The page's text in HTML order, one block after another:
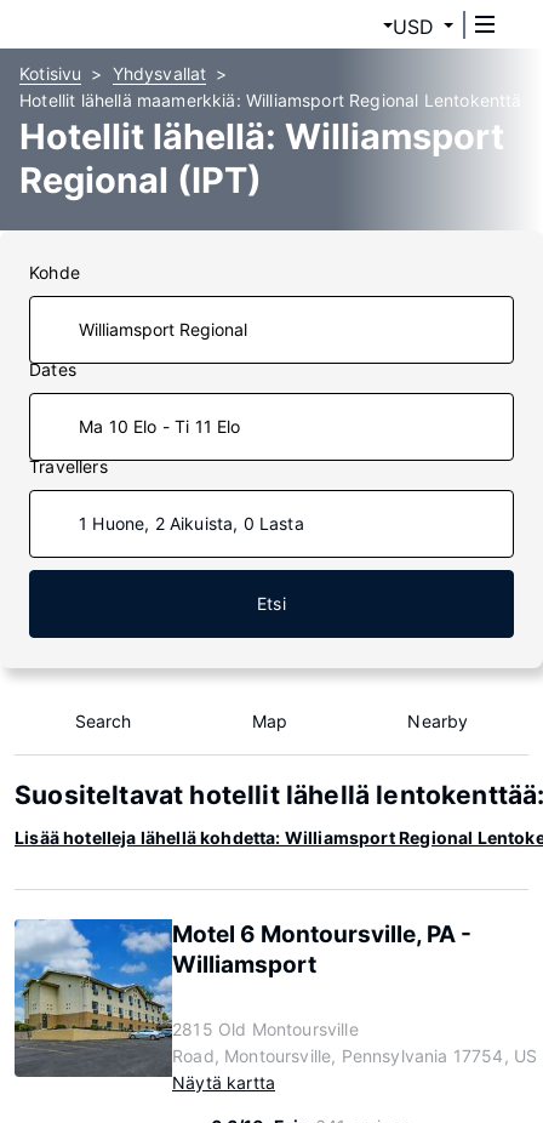
USD
Kotisivu
Yhdysvallat
Hotellit lähellä maamerkkiä: Williamsport Regional Lentokenttä
Hotellit lähellä: Williamsport
Regional (IPT)
Kohde
Dates
Ma 10 Elo - Ti 11 Elo
Travellers
1 Huone, 2 Aikuista, 0 Lasta
Etsi
Search Map Nearby
Suositeltavat hotellit lähellä
Lisää hotelleja lähellä kohdetta: Williamsport Regional
Motel 6 Montoursville, PA -
Williamsport
2815 Old Montoursville
Road, Montoursville, Pennsylvania 17754, US
Näytä kartta